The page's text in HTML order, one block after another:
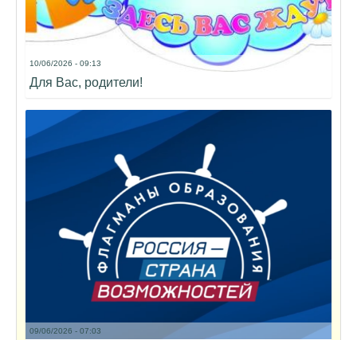
10/06/2026 - 09:13
Для Вас, родители!
09/06/2026 - 07:03